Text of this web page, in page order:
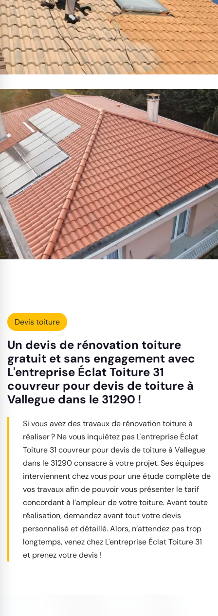
Devis toiture
Un devis de rénovation toiture
gratuit et sans engagement avec
L'entreprise Éclat Toiture 31
couvreur pour devis de toiture à
Vallegue dans le 31290 !
Si vous avez des travaux de rénovation toiture à
réaliser ? Ne vous inquiétez pas L'entreprise Éclat
Toiture 31 couvreur pour devis de toiture à Vallegue
dans le 31290 consacre à votre projet. Ses équipes
interviennent chez vous pour une étude complète de
vos travaux afin de pouvoir vous présenter le tarif
concordant à l’ampleur de votre toiture. Avant toute
réalisation, demandez avant tout votre devis
personnalisé et détaillé. Alors, n’attendez pas trop
longtemps, venez chez L'entreprise Éclat Toiture 31
et prenez votre devis !